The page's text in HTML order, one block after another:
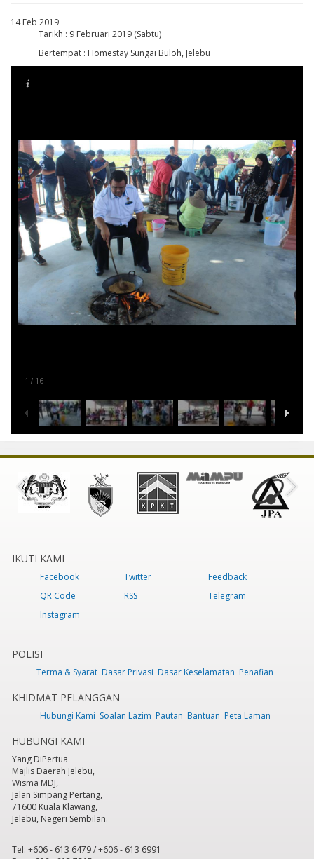
14 Feb 2019
Tarikh : 9 Februari 2019 (Sabtu)
Bertempat : Homestay Sungai Buloh, Jelebu
1 / 16
IKUTI KAMI
Facebook Twitter
Feedback
QR Code
RSS
Telegram
Instagram
POLISI
Terma & Syarat Dasar Privasi Dasar Keselamatan Penafian
KHIDMAT PELANGGAN
Hubungi Kami Soalan Lazim Pautan Bantuan Peta Laman
HUBUNGI KAMI
Yang DiPertua
Majlis Daerah Jelebu,
Wisma MDJ,
Jalan Simpang Pertang,
71600 Kuala Klawang,
Jelebu, Negeri Sembilan.
Tel: +606 - 613 6479 / +606 - 613 6991